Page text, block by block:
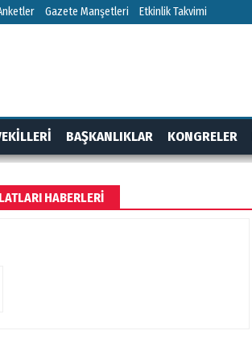
Gazete Manşetleri Etkinlik Takvimi
BAŞKANLIKLAR KONGRELER
HABERLERI